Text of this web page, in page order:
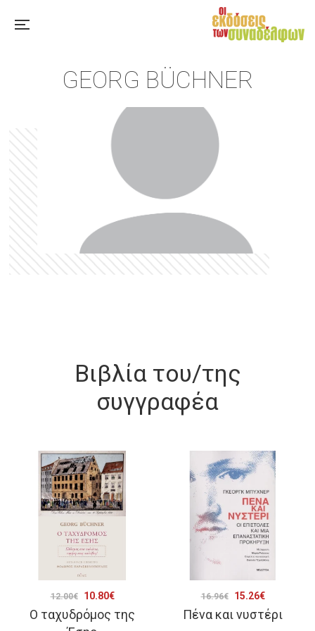
GEORG BÜCHNER
Βιβλία του/της
συγγραφέα
Ο ταχυδρόμος της
12.00€
Original
price
10.80€Η
τρέχουσα
Πένα και νυστέρι
16.96€
Original
price
15.26€Η
τρέχουσα